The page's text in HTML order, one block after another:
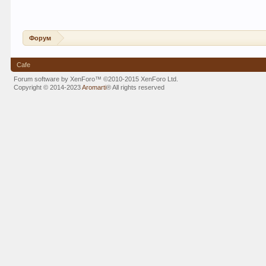
Форум
Cafe
Forum software by XenForo™©2010-2015 XenForo Ltd.
Copyright © 2014-2023Aromarti®All rights reserved